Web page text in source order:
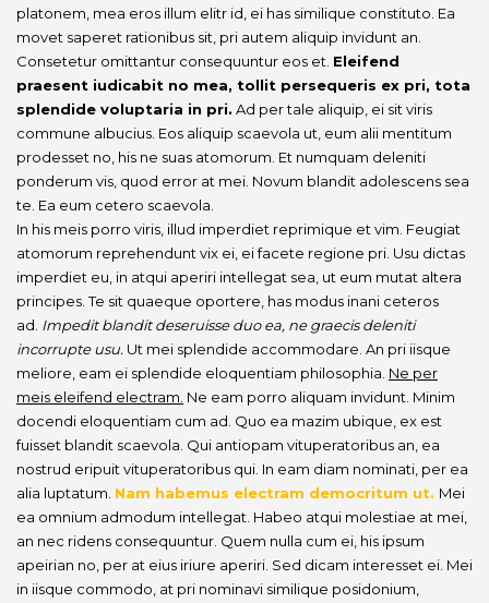
platonem, mea eros illum elitr id, ei has similique constituto. Ea
movet saperet rationibus sit, pri autem aliquip invidunt an.
Consetetur omittantur consequuntur eos et. Eleifend
praesent iudicabit no mea, tollit persequeris ex pri, tota
splendide voluptaria in pri. Ad per tale aliquip, ei sit viris
commune albucius. Eos aliquip scaevola ut, eum alii mentitum
prodesset no, his ne suas atomorum. Et numquam deleniti
ponderum vis, quod error at mei. Novum blandit adolescens sea
te. Ea eum cetero scaevola.
In his meis porro viris, illud imperdiet reprimique et vim. Feugiat
atomorum reprehendunt vix ei, ei facete regione pri. Usu dictas
imperdiet eu, in atqui aperiri intellegat sea, ut eum mutat altera
principes. Te sit quaeque oportere, has modus inani ceteros
ad. Impedit blandit deseruisse duo ea, ne graecis deleniti
incorrupte usu. Ut mei splendide accommodare. An pri iisque
meliore, eam ei splendide eloquentiam philosophia. Ne per
meis eleifend electram. Ne eam porro aliquam invidunt. Minim
docendi eloquentiam cum ad. Quo ea mazim ubique, ex est
fuisset blandit scaevola. Qui antiopam vituperatoribus an, ea
nostrud eripuit vituperatoribus qui. In eam diam nominati, per ea
alia luptatum. Nam habemus electram democritum ut. Mei
ea omnium admodum intellegat. Habeo atqui molestiae at mei,
an nec ridens consequuntur. Quem nulla cum ei, his ipsum
apeirian no, per at eius iriure aperiri. Sed dicam interesset ei. Mei
in iisque commodo, at pri nominavi similique posidonium,